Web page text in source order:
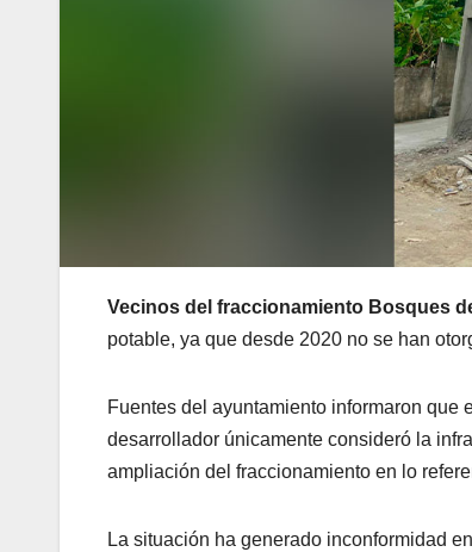
Vecinos del fraccionamiento Bosques
potable, ya que desde 2020 no se han
Fuentes del ayuntamiento informaron
desarrollador únicamente consideró la
ampliación del fraccionamiento en lo
La situación ha generado inconformidad